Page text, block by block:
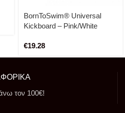
BornToSwim® Universal
Kickboard – Pink/White
€19.28
τον 100€!